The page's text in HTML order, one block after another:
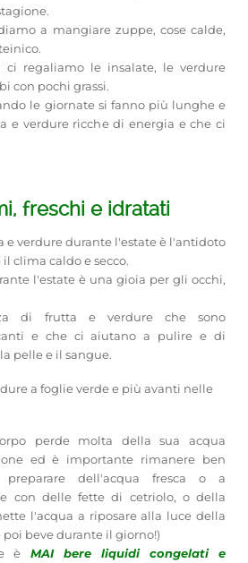
a mangiare zuppe, cose calde,
ci regaliamo le insalate, le verdure
con pochi grassi.
le giornate si fanno più lunghe e
e verdure ricche di energia e che ci
freschi e idratati
e verdure durante l'estate è l'antidoto
clima caldo e secco.
l'estate è una gioia per gli occhi,
di frutta e verdure che sono
e che ci aiutano a pulire e di
pelle e il sangue.
a foglie verde e più avanti nelle
perde molta della sua acqua
ed è importante rimanere ben
dell'acqua fresca o a
con delle fette di cetriolo, o della
l'acqua a riposare alla luce della
beve durante il giorno!)
è MAI bere liquidi congelati e